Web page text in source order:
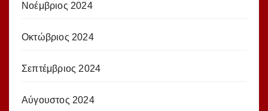
Νοέμβριος 2024
Οκτώβριος 2024
Σεπτέμβριος 2024
Αύγουστος 2024